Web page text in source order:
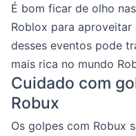
É bom ficar de olho
Roblox para aproveitar
desses eventos pode
mais rica no mundo
Cuidado com
Robux
Os golpes com Robux